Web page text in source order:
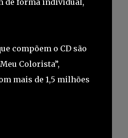
de forma individual,
compõem o CD são
Colorista”,
mais de 1,5 milhões